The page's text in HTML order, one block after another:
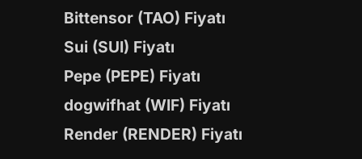
Bittensor (TAO) Fiyatı
Sui (SUI) Fiyatı
Pepe (PEPE) Fiyatı
dogwifhat (WIF) Fiyatı
Render (RENDER) Fiyatı